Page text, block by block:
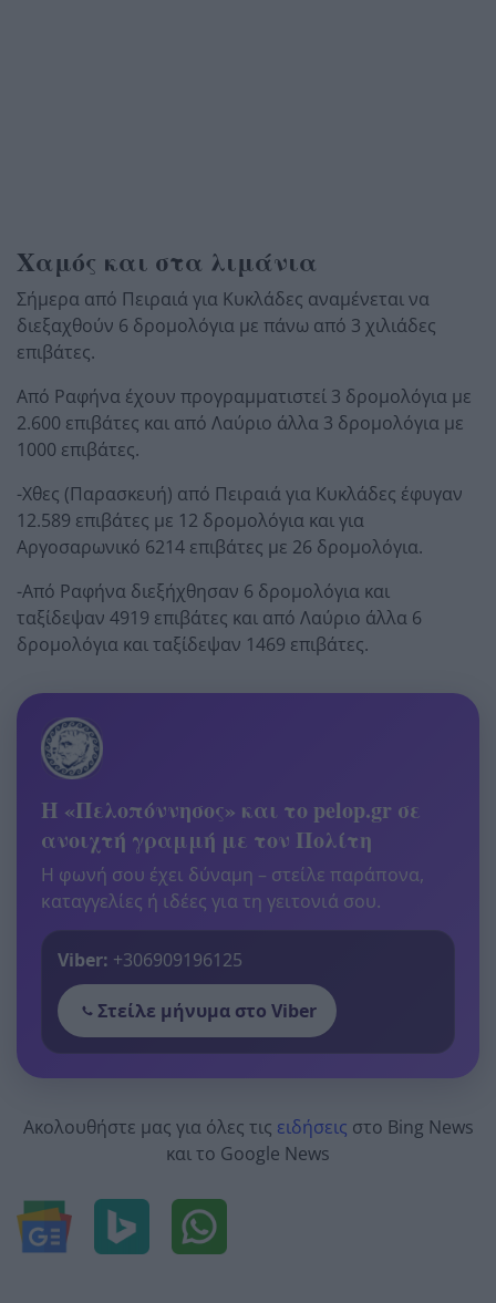
Χαμός και στα λιμάνια
Σήμερα από Πειραιά για Κυκλάδες αναμένεται να
διεξαχθούν 6 δρομολόγια με πάνω από 3 χιλιάδες
επιβάτες.
Από Ραφήνα έχουν προγραμματιστεί 3 δρομολόγια με
2.600 επιβάτες και από Λαύριο άλλα 3 δρομολόγια με
1000 επιβάτες.
-Χθες (Παρασκευή) από Πειραιά για Κυκλάδες έφυγαν
12.589 επιβάτες με 12 δρομολόγια και για
Αργοσαρωνικό 6214 επιβάτες με 26 δρομολόγια.
-Από Ραφήνα διεξήχθησαν 6 δρομολόγια και
ταξίδεψαν 4919 επιβάτες και από Λαύριο άλλα 6
δρομολόγια και ταξίδεψαν 1469 επιβάτες.
Η «Πελοπόννησος» και το pelop.gr σε
ανοιχτή γραμμή με τον Πολίτη
Η φωνή σου έχει δύναμη – στείλε παράπονα,
καταγγελίες ή ιδέες για τη γειτονιά σου.
Viber: +306909196125
Στείλε μήνυμα στο Viber
Ακολουθήστε μας για όλες τις ειδήσεις στο Bing News
και το Google News